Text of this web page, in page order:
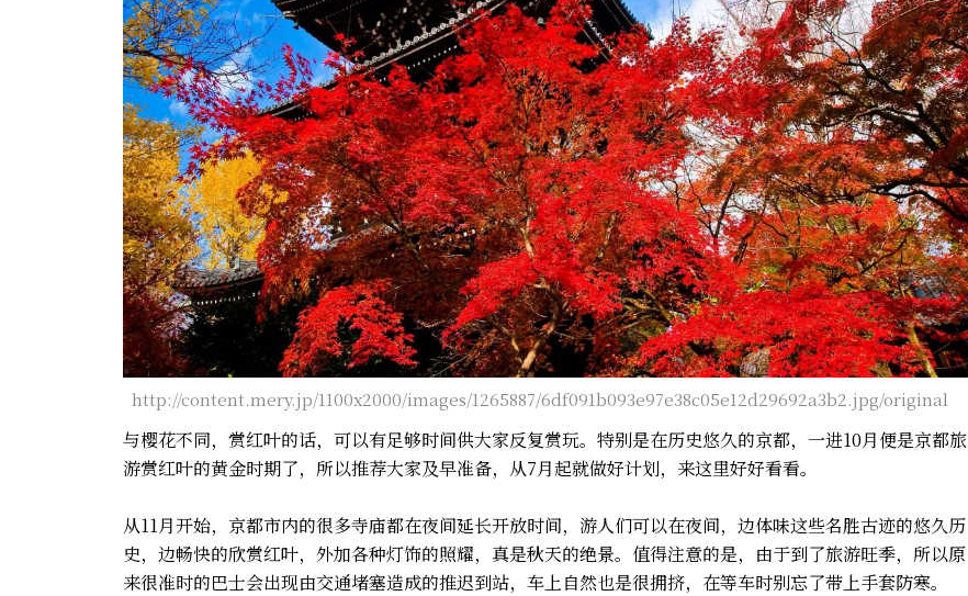
http://content.mery.jp/1100x2000/images/1265887/6df091b093e97e38c05e12d29692a3b2.jpg/original
与樱花不同，赏红叶的话，可以有足够时间供大家反复赏玩。特别是在历史悠久的京都，一进10月便是京都旅
游赏红叶的黄金时期了，所以推荐大家及早准备，从7月起就做好计划，来这里好好看看。
从11月开始，京都市内的很多寺庙都在夜间延长开放时间，游人们可以在夜间，边体味这些名胜古迹的悠久历
史，边畅快的欣赏红叶，外加各种灯饰的照耀，真是秋天的绝景。值得注意的是，由于到了旅游旺季，所以原
来很准时的巴士会出现由交通堵塞造成的推迟到站，车上自然也是很拥挤，在等车时别忘了带上手套防寒。